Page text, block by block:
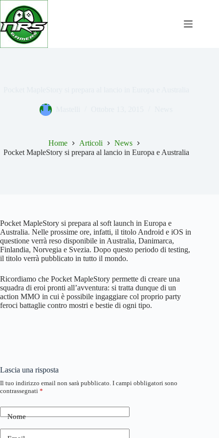
Salta
contenuto
Home Articoli
News
Pocket MapleStory si prepara al lancio in Europa e Australia
Pocket MapleStory si prepara al soft launch in Europa e
Australia. Nelle prossime ore, infatti, il titolo Android e iOS in
questione verrà reso disponibile in Australia, Danimarca,
Finlandia, Norvegia e Svezia. Dopo questo periodo di testing,
il titolo verrà pubblicato in tutto il mondo.
Ricordiamo che Pocket MapleStory permette di creare una
squadra di eroi pronti all’avventura: si tratta dunque di un
action MMO in cui è possibile ingaggiare col proprio party
feroci battaglie contro mostri e bestie di ogni tipo.
Lascia una risposta
Il tuo indirizzo email non sarà pubblicato. I campi obbligatori sono
contrassegnati *
Nome